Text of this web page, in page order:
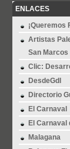
ENLACES
¡Queremos
Artistas
San Marcos
Clic:
DesdeGdl
Directorio
El Carnaval
El Carnaval
Malagana